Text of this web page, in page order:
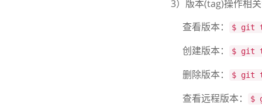
3）版本(tag)操作相
查看版本：
$ git
创建版本： $ git
删除版本： $ git
查看远程版本： $